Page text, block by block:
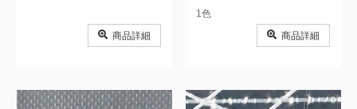
商品詳細
1色
商品詳細